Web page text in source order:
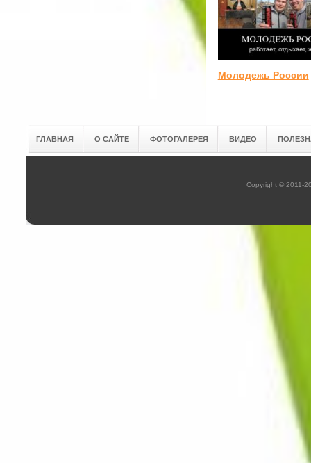
Молодежь России
ГЛАВНАЯ О САЙТЕ ФОТОГАЛЕРЕЯ ВИДЕО
Copyright © 2011-